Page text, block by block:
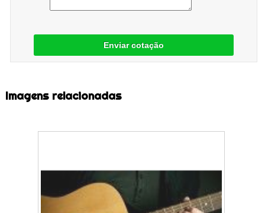
Enviar cotação
Imagens relacionadas